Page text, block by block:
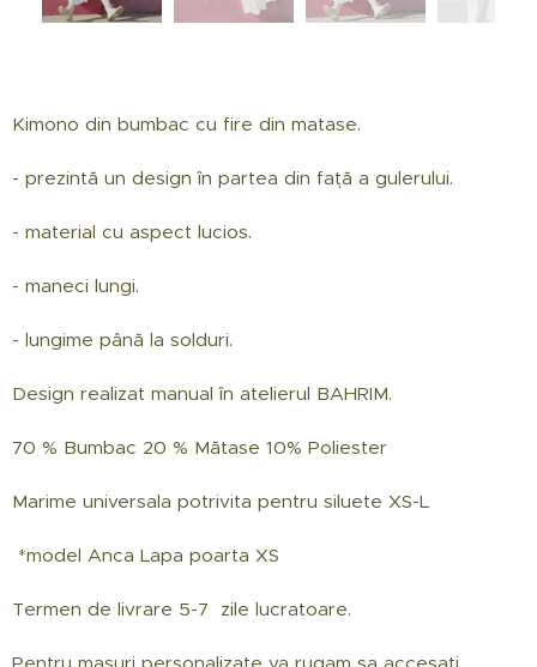
Kimono din bumbac cu fire din matase.
- prezintă un design în partea din față a gulerului.
- material cu aspect lucios.
- maneci lungi.
- lungime până la solduri.
Design realizat manual în atelierul BAHRIM.
70 % Bumbac 20 % Mătase 10% Poliester
Marime universala potrivita pentru siluete XS-L
*model Anca Lapa poarta XS
Termen de livrare 5-7 zile lucratoare.